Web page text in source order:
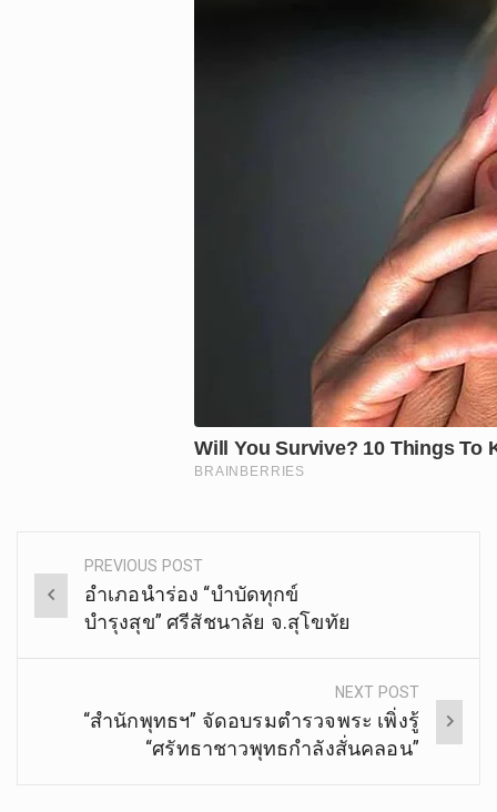
Post
navigation
PREVIOUS POST
อำเภอนำร่อง “บำบัดทุกข์
บำรุงสุข” ศรีสัชนาลัย จ.สุโขทัย
NEXT POST
“สำนักพุทธฯ” จัดอบรมตำรวจพระ เพิ่งรู้
“ศรัทธาชาวพุทธกำลังสั่นคลอน”